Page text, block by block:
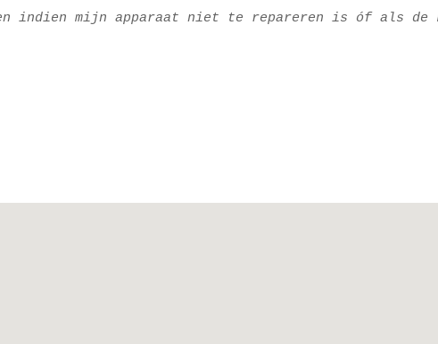
indien mijn apparaat niet te repareren is óf als de